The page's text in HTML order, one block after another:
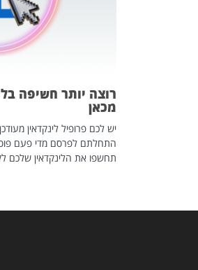
רוצה יותר חשיפה
מכאן
יש לכם פרופיל לינקדאין
התחלתם לפרסם מדי פעם
תחשפו את הלינקדאין שלכם